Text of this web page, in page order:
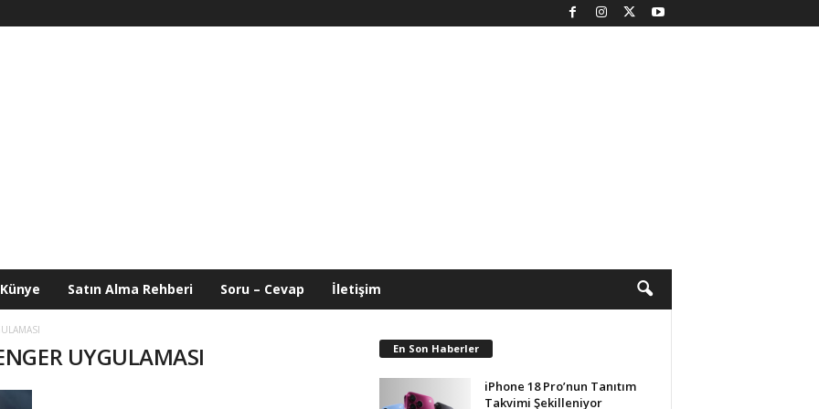
Künye Satın Alma Rehberi Soru – Cevap İletişim
UYGULAMASI En Son Haberler
iPhone 18 Pro’nun Tanıtım
Takvimi Şekilleniyor